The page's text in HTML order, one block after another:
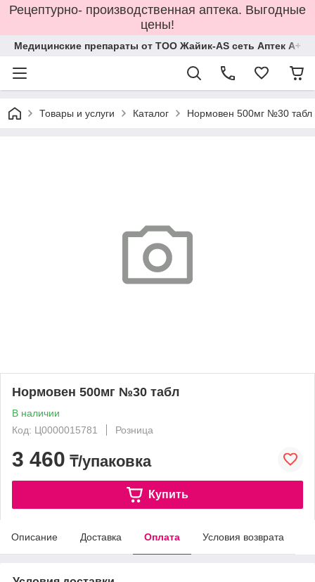
Рецептурно- производственная аптека. Выгодные
цены!
Медицинские препараты от ТОО Жайик-AS сеть Аптек А+
Товары и услуги Каталог Нормовен 500мг №30 табл
Нормовен 500мг №30 табл
В наличии
Код: Ц0000015781
Розница
3 460 ₸/упаковка
Купить
Описание Доставка Оплата Условия возврата